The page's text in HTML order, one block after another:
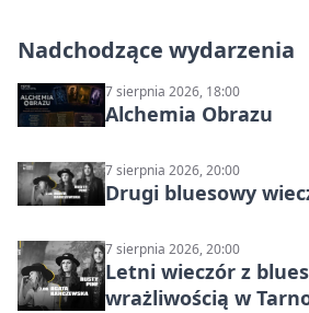
Nadchodzące wydarzenia
7 sierpnia 2026, 18:00
Alchemia Obrazu
7 sierpnia 2026, 20:00
Drugi bluesowy
7 sierpnia 2026, 20:00
Letni wieczór z
wrażliwością w